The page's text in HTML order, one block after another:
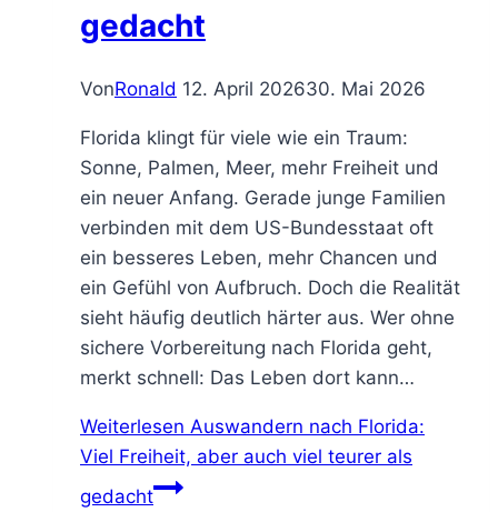
gedacht
VonRonald 12. April 202630. Mai 2026
Florida klingt für viele wie ein Traum:
Sonne, Palmen, Meer, mehr Freiheit und
ein neuer Anfang. Gerade junge Familien
verbinden mit dem US-Bundesstaat oft
ein besseres Leben, mehr Chancen und
ein Gefühl von Aufbruch. Doch die Realität
sieht häufig deutlich härter aus. Wer ohne
sichere Vorbereitung nach Florida geht,
merkt schnell: Das Leben dort kann…
Weiterlesen Auswandern nach Florida:
Viel Freiheit, aber auch viel teurer als
gedacht